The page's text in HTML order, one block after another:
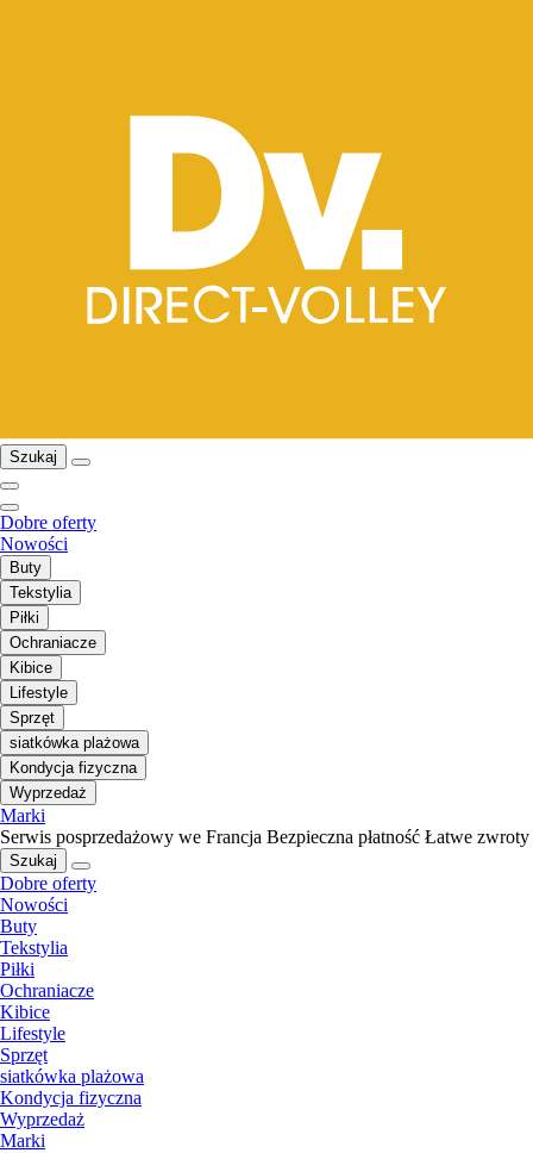
Szukaj
Dobre oferty
Nowości
Buty
Tekstylia
Piłki
Ochraniacze
Kibice
Lifestyle
Sprzęt
siatkówka plażowa
Kondycja fizyczna
Wyprzedaż
Marki
Serwis posprzedażowy we Francja Bezpieczna płatność Łatwe zwroty
Szukaj
Dobre oferty
Nowości
Buty
Tekstylia
Piłki
Ochraniacze
Kibice
Lifestyle
Sprzęt
siatkówka plażowa
Kondycja fizyczna
Wyprzedaż
Marki